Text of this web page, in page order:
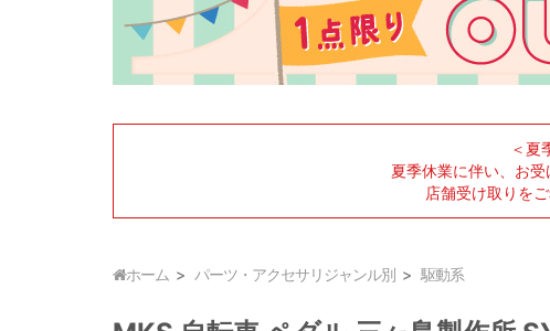
＜夏
夏季休業に伴い、お
店舗受け取りを
ホーム パーツ・アクセサリジャンル別 駆動系